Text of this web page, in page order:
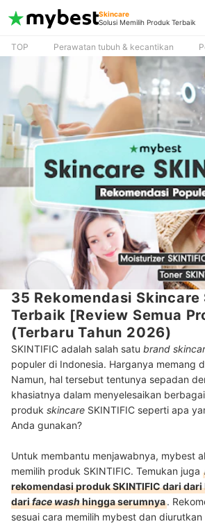
Skincare
Solusi Memilih Produk Terbaik
TOP Perawatan tubuh & kecantikan
35 Rekomendasi Skincare
Terbaik [Review Semua
(Terbaru Tahun 2026)
SKINTIFIC adalah salah satu brand
populer di Indonesia. Harganya memang
Namun, hal tersebut tentunya sepadan
khasiatnya dalam menyelesaikan
produk skincare SKINTIFIC seperti apa
Anda gunakan?
Untuk membantu menjawabnya, mybest
memilih produk SKINTIFIC. Temukan juga
rekomendasi produk SKINTIFIC dari
dariface washhingga serumnya.
sesuai cara memilih mybest dan